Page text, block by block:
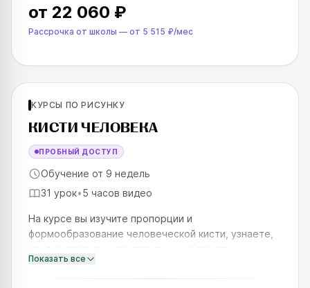
от 22 060 ₽
Рассрочка от школы — от 5 515 ₽/мес
SKILLS UP
КУРСЫ ПО РИСУНКУ
КИСТИ ЧЕЛОВЕКА
ПРОБНЫЙ ДОСТУП
Обучение от 9 недель
31 урок•5 часов видео
На курсе вы изучите пропорции и
формообразование человеческой кисти, узнаете,
конструкцию, и научитесь рисовать их в разных
ракурсах. Обещаем: после курса вы
Показать все